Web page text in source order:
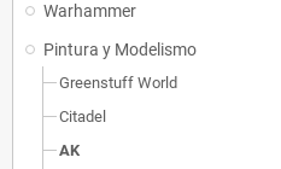
Warhammer
Pintura y Modelismo
Greenstuff World
Citadel
AK